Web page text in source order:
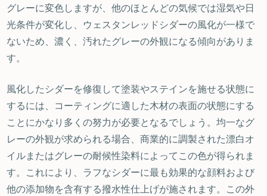
グレーに変色しますが、他のほとんどの気候では湿気や日
光条件が変化し、ウェスタンレッドシダーの風化が一様で
ないため、濃く、汚れたグレーの外観になる傾向がありま
す。
風化したシダーを修復して塗装やステインを施せる状態に
するには、コーティングに適した木材の表面の状態にする
ことにかなり多くの努力が必要となるでしょう。均一なグ
レーの外観が求められる場合、商業的に調製された漂白オ
イルまたはグレーの耐候性染料によってこの色が得られま
す。これにより、ラフなシダーに最も効果的な顔料および
他の添加物を含有する撥水性仕上げが施されます。この外